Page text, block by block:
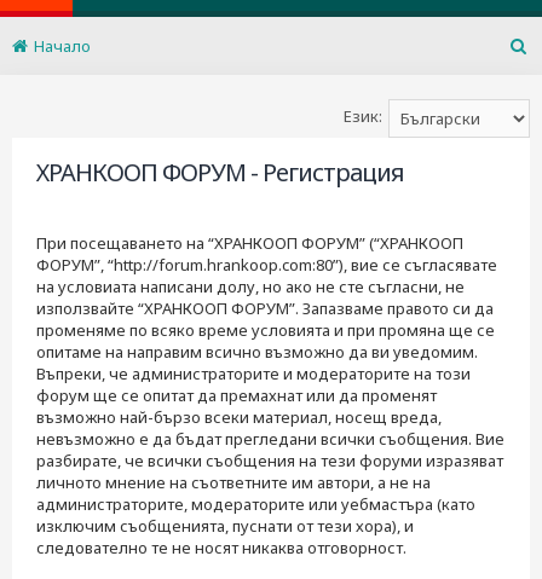
Начало
Език:
ХРАНКООП ФОРУМ - Регистрация
При посещаването на “ХРАНКООП ФОРУМ” (“ХРАНКООП
ФОРУМ”, “http://forum.hrankoop.com:80”), вие се съгласявате
на условиата написани долу, но ако не сте съгласни, не
използвайте “ХРАНКООП ФОРУМ”. Запазваме правото си да
променяме по всяко време условията и при промяна ще се
опитаме на направим всично възможно да ви уведомим.
Въпреки, че администраторите и модераторите на този
форум ще се опитат да премахнат или да променят
възможно най-бързо всеки материал, носещ вреда,
невъзможно е да бъдат прегледани всички съобщения. Вие
разбирате, че всички съобщения на тези форуми изразяват
личното мнение на съответните им автори, а не на
администраторите, модераторите или уебмастъра (като
изключим съобщенията, пуснати от тези хора), и
следователно те не носят никаква отговорност.